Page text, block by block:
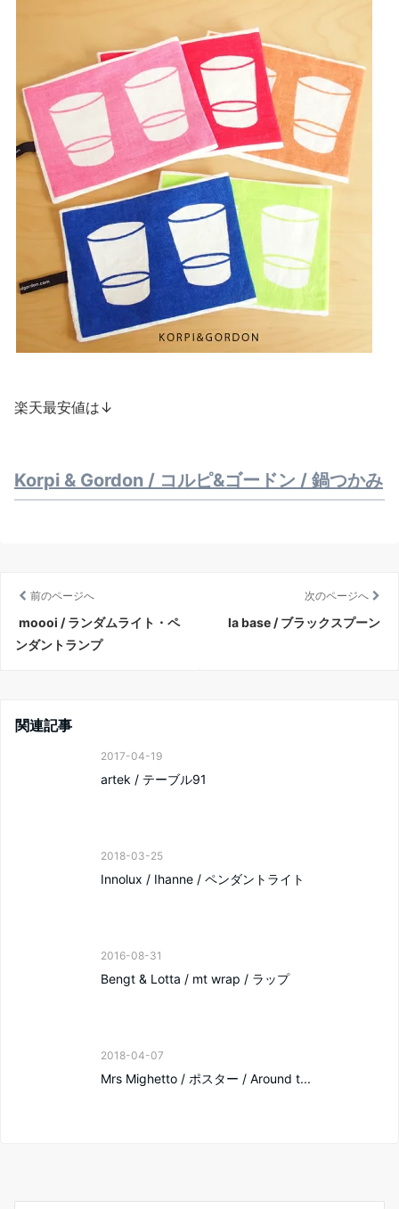
楽天最安値は↓
Korpi & Gordon / コルピ&ゴードン / 鍋つかみ
前のページへ
moooi / ランダムライト・ペ
ンダントランプ
次のページへ
la base / ブラックスプーン
関連記事
2017-04-19
artek / テーブル91
2018-03-25
Innolux / Ihanne / ペンダントライト
2016-08-31
Bengt & Lotta / mt wrap / ラップ
2018-04-07
Mrs Mighetto / ポスター / Around t...